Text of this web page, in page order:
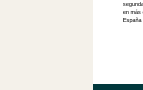
en más
España